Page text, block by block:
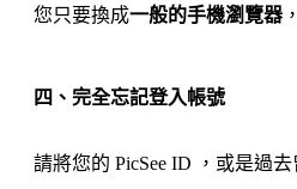
您只要換成一般的手機瀏覽器
四、完全忘記登入帳號
請將您的 PicSee ID ，或是過